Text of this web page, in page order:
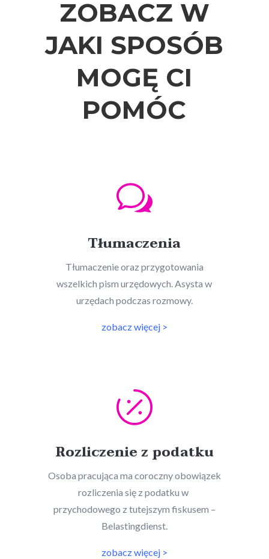
ZOBACZ W
JAKI SPOSÓB
MOGĘ CI
POMÓC
w
Tłumaczenia
Tłumaczenie oraz przygotowania
wszelkich pism urzędowych. Asysta w
urzędach podczas rozmowy.
zobacz więcej >

Rozliczenie z podatku
Osoba pracująca ma coroczny obowiązek
rozliczenia się z podatku w
przychodowego z tutejszym fiskusem –
Belastingdienst.
zobacz więcej >